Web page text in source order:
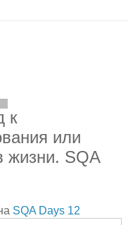
к
или
жизни. SQA
SQA Days 12